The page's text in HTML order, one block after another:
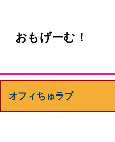
おもげーむ！
オフィちゅラブ